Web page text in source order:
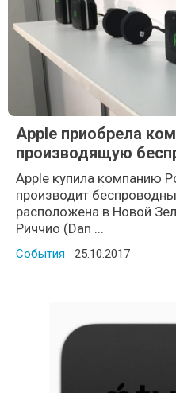
Apple приобрела
производящую
Apple купила компанию
производит
расположена в Новой
Риччио (Dan ...
События Posted on
25.10.2017